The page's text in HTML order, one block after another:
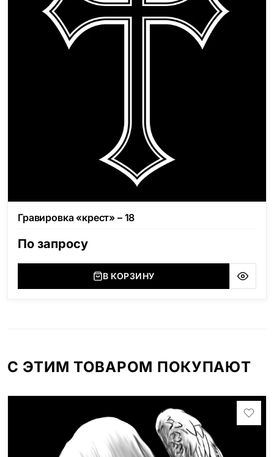
Гравировка «крест» – 18
По запросу
В КОРЗИНУ
С ЭТИМ ТОВАРОМ ПОКУПАЮТ